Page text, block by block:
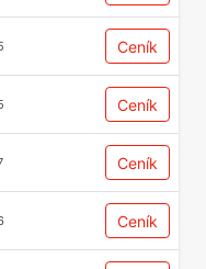
Ceník
Ceník
Ceník
Ceník